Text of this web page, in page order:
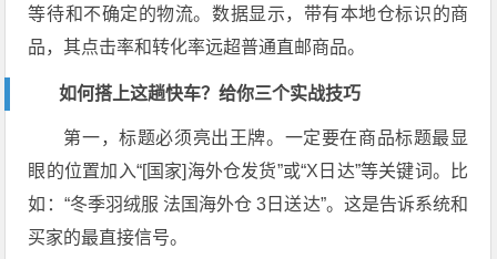
等待和不确定的物流。数据显示，带有本地仓标识的商
品，其点击率和转化率远超普通直邮商品。
如何搭上这趟快车？给你三个实战技巧
第一，标题必须亮出王牌。一定要在商品标题最显
眼的位置加入“[国家]海外仓发货”或“X日达”等关键词。比
如：“冬季羽绒服 法国海外仓 3日送达”。这是告诉系统和
买家的最直接信号。